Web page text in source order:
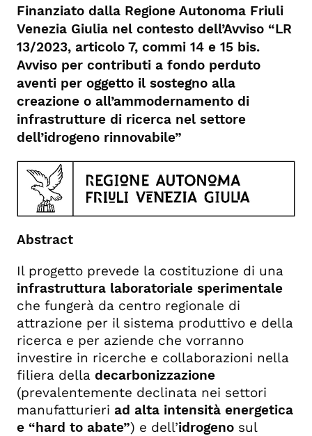
Finanziato dalla Regione Autonoma Friuli
Venezia Giulia nel contesto dell’Avviso “LR
13/2023, articolo 7, commi 14 e 15 bis.
Avviso per contributi a fondo perduto
aventi per oggetto il sostegno alla
creazione o all’ammodernamento di
infrastrutture di ricerca nel settore
dell’idrogeno rinnovabile”
Abstract
Il progetto prevede la costituzione di una
infrastruttura laboratoriale sperimentale
che fungerà da centro regionale di
attrazione per il sistema produttivo e della
ricerca e per aziende che vorranno
investire in ricerche e collaborazioni nella
filiera della decarbonizzazione
(prevalentemente declinata nei settori
manufatturieri ad alta intensità energetica
e “hard to abate”) e dell’idrogeno sul